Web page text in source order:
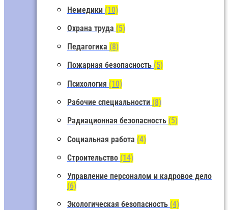
Немедики (10)
Охрана труда (5)
Педагогика (8)
Пожарная безопасность (5)
Психология (10)
Рабочие специальности (8)
Радиационная безопасность (5)
Социальная работа (4)
Строительство (14)
Управление персоналом и кадровое дело
(6)
Экологическая безопасность (4)